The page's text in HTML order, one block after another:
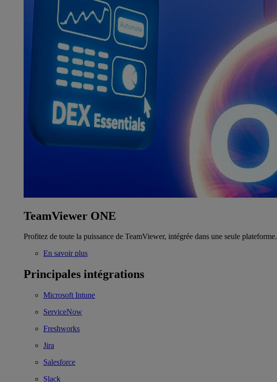
TeamViewer ONE
Profitez de toute la puissance de TeamViewer, intégrée dans une seule plateforme.
En savoir plus
Principales intégrations
Microsoft Intune
ServiceNow
Freshworks
Jira
Salesforce
Slack